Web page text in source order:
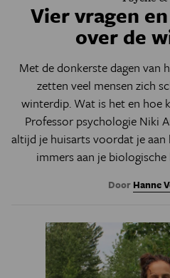
Vier vragen
over de
Met de donkerste dagen
zetten veel mensen zich
winterdip. Wat is het en hoe
Professor psychologie Niki
altijd je huisarts voordat je
immers aan je biologische
Door Hanne